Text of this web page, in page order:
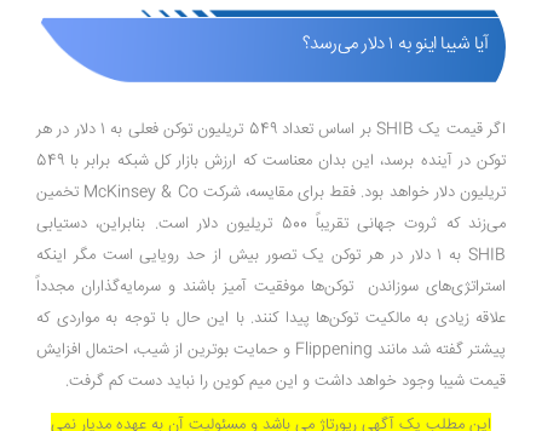
آیا شیبا اینو به ۱ دلار می‌رسد؟
اگر قیمت یک SHIB بر اساس تعداد 549 تریلیون توکن فعلی به 1 دلار در هر
توکن در آینده برسد، این بدان معناست که ارزش بازار کل شبکه برابر با 549
تریلیون دلار خواهد بود. فقط برای مقایسه، شرکت McKinsey & Co تخمین
می‌زند که ثروت جهانی تقریباً 500 تریلیون دلار است. بنابراین، دستیابی
SHIB به 1 دلار در هر توکن یک تصور بیش از حد رویایی است مگر اینکه
استراتژی‌های سوزاندن توکن‌ها موفقیت آمیز باشند و سرمایه‌گذاران مجدداً
علاقه زیادی به مالکیت توکن‌ها پیدا کنند. با این حال با توجه به مواردی که
پیشتر گفته شد مانند Flippening و حمایت بوترین از شیب، احتمال افزایش
قیمت شیبا وجود خواهد داشت و این میم کوین را نباید دست کم گرفت.
این مطلب یک آگهی رپورتاژ می باشد و مسئولیت آن به عهده مدیار نمی